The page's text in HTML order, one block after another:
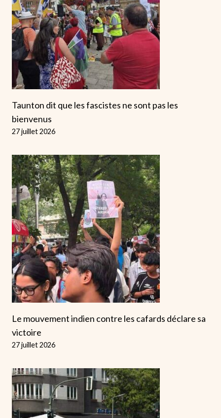
Taunton dit que les fascistes ne sont pas les
bienvenus
27 juillet 2026
Le mouvement indien contre les cafards déclare sa
victoire
27 juillet 2026